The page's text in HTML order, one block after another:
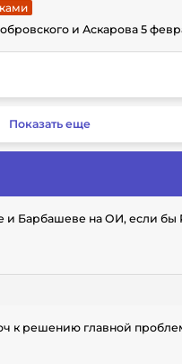
и Аскарова 5
Показать еще
Барбашеве на ОИ, если бы
к решению главной